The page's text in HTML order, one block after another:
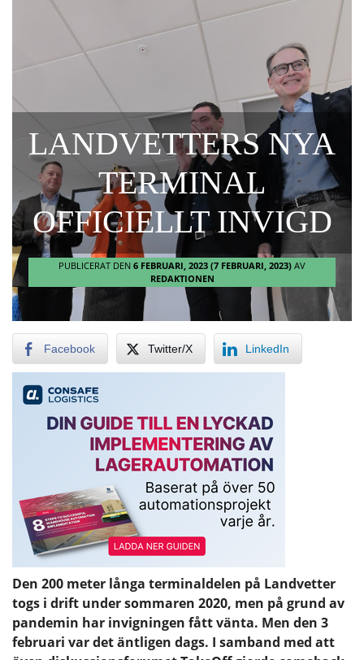
LANDVETTERS NYA
TERMINAL
OFFICIELLT INVIGD
PUBLICERAT DEN 6 FEBRUARI, 2023 (7 FEBRUARI, 2023) AV
REDAKTIONEN
Facebook Twitter/X LinkedIn
Den 200 meter långa terminaldelen på Landvetter
togs i drift under sommaren 2020, men på grund av
pandemin har invigningen fått vänta. Men den 3
februari var det äntligen dags. I samband med att